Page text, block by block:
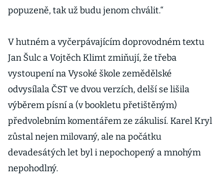
popuzeně, tak už budu jenom chválit.“
V hutném a vyčerpávajícím doprovodném textu
Jan Šulc a Vojtěch Klimt zmiňují, že třeba
vystoupení na Vysoké škole zemědělské
odvysílala ČST ve dvou verzích, delší se lišila
výběrem písní a (v bookletu přetištěným)
předvolebním komentářem ze zákulisí. Karel Kryl
zůstal nejen milovaný, ale na počátku
devadesátých let byl i nepochopený a mnohým
nepohodlný.